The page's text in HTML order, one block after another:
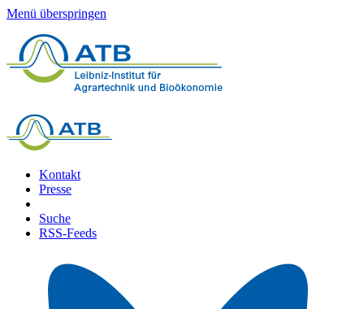
Menü überspringen
Kontakt
Presse
Suche
RSS-Feeds